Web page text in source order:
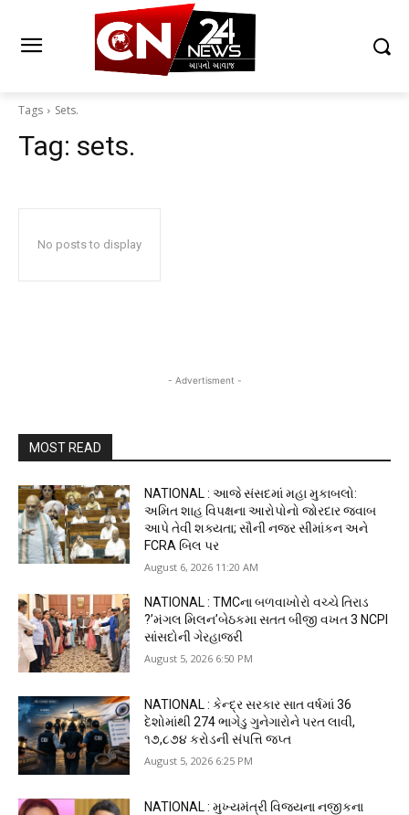
Tags Sets.
Tag: sets.
No posts to display
- Advertisment -
MOST READ
NATIONAL : આજે સંસદમાં મહા મુકાબલો:
અમિત શાહ વિપક્ષના આરોપોનો જોરદાર જવાબ
આપે તેવી શક્યતા; સૌની નજર સીમાંકન અને
FCRA બિલ પર
August 6, 2026 11:20 AM
NATIONAL : TMCના બળવાખોરો વચ્ચે તિરાડ
?’મંગલ મિલન’બેઠકમા સતત બીજી વખત 3 NCPI
સાંસદોની ગેરહાજરી
August 5, 2026 6:50 PM
NATIONAL : કેન્દ્ર સરકાર સાત વર્ષમાં 36
દેશોમાંથી 274 ભાગેડુ ગુનેગારોને પરત લાવી,
₹૧૭,૮૭૪ કરોડની સંપત્તિ જપ્ત
August 5, 2026 6:25 PM
NATIONAL : મુખ્યમંત્રી વિજયના નજીકના